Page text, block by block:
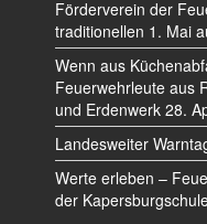
Förderverein der
traditionellen 1. Mai
Wenn aus
Feuerwehrleute aus
und Erdenwerk 28.
Landesweiter
Werte erleben –
der